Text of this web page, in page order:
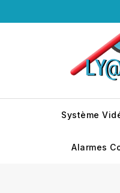
Système
Alarmes